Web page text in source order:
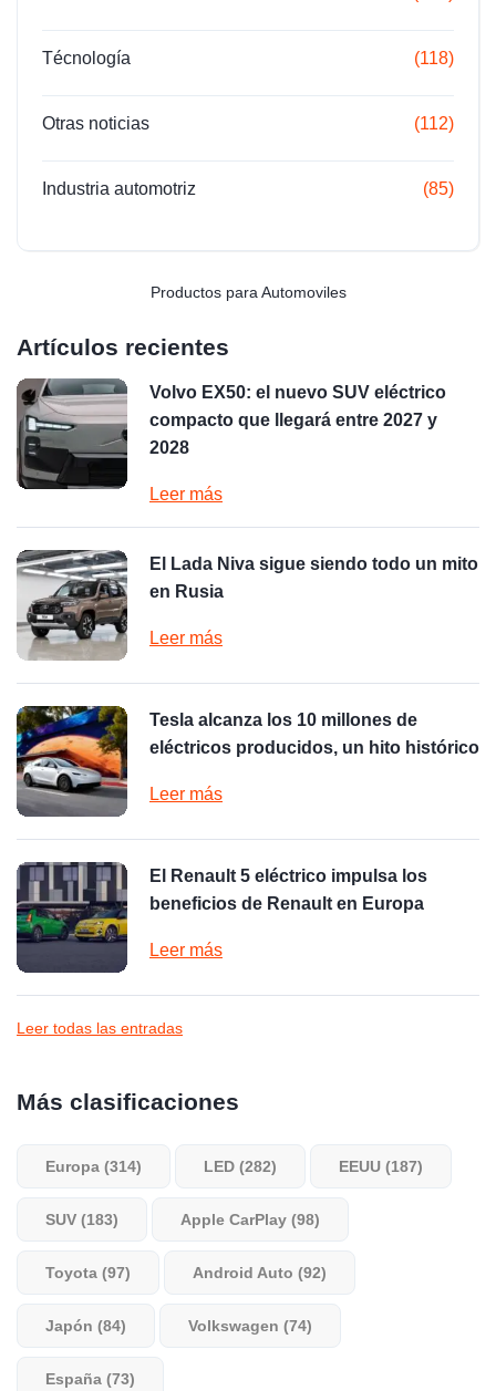
Técnología (118)
Otras noticias (112)
Industria automotriz (85)
Productos para Automoviles
Artículos recientes
Volvo EX50: el nuevo SUV eléctrico
compacto que llegará entre 2027 y
2028
Leer más
El Lada Niva sigue siendo todo un mito
en Rusia
Leer más
Tesla alcanza los 10 millones de
eléctricos producidos, un hito histórico
Leer más
El Renault 5 eléctrico impulsa los
beneficios de Renault en Europa
Leer más
Leer todas las entradas
Más clasificaciones
Europa (314) LED (282) EEUU (187)
SUV (183) Apple CarPlay (98)
Toyota (97) Android Auto (92)
Japón (84) Volkswagen (74)
España (73)